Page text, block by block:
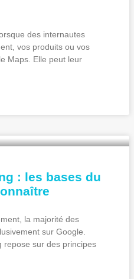
des internautes
vos produits ou vos
Maps. Elle peut leur
: les bases du
la majorité des
sur Google.
repose sur des principes